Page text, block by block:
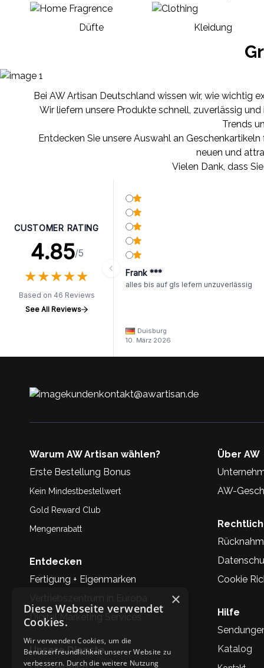
Düfte Kleidung
Bei AW Artisan Deutschland wissen wir, wie wichtig
Wir liefern unsere Produkte schnell, zuverlässig
Trends
Entdecken Sie unsere Auswahl an
neuen und
Vielen Dank, dass
CUSTOMER RATING
4.85/5
★★★★★
★★★★★
Based on 46 Reviews
See All Reviews
Frank ***
alles bis auf gls lefern unzuverlässig
Duisburg
10. März 2026
kundenkontakt@awartisan.de
Warum AW Artisan wählen?
Erste Bestellung Bonus
Kein Mindestbestellwert
Gold Reward Club
Mengenrabatt
Entdecken
Fertigung + Eigenmarken
Vertriebszentrum in Europa
Digital Marketing Services
Unsere Dienste
Über AW
AW-
Cookie
Hilfe
Katalog
×
Diese Webseite verwendet
Cookies.
Wir verwenden Cookies, um die
Benutzerfreundlichkeit unserer Website zu
verbessern. Durch die weitere Nutzung